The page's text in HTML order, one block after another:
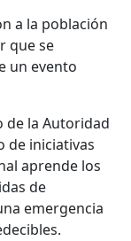
a la población
que se
un evento
de la Autoridad
de iniciativas
aprende los
de
emergencia